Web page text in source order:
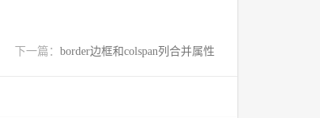
下一篇： border边框和colspan列合并属性